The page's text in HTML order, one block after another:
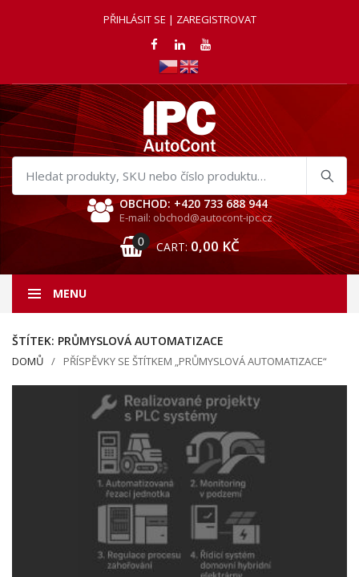
PŘIHLÁSIT SE | ZAREGISTROVAT
Hledat
produkty
OBCHOD: +420 733 688 944
E-mail: obchod@autocont-ipc.cz
0 CART: 0,00 KČ
MENU
ŠTÍTEK: PRŮMYSLOVÁ AUTOMATIZACE
DOMŮ PŘÍSPĚVKY SE ŠTÍTKEM „PRŮMYSLOVÁ AUTOMATIZACE“